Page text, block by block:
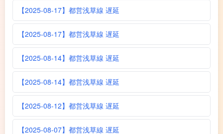
【2025-08-17】都営浅草線 遅延
【2025-08-17】都営浅草線 遅延
【2025-08-14】都営浅草線 遅延
【2025-08-14】都営浅草線 遅延
【2025-08-12】都営浅草線 遅延
【2025-08-07】都営浅草線 遅延